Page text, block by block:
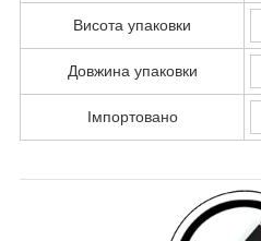
Висота упаковки
Довжина упаковки
Імпортовано